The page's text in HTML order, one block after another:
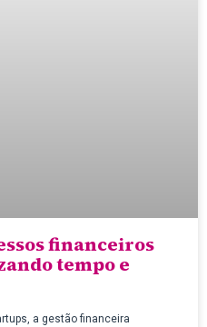
financeiros
tempo e
a gestão financeira